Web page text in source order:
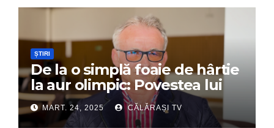
ȘTIRI
De la o simplă foaie de hârtie
la aur olimpic: Povestea lui
Dumitru Chirilă
MART. 24, 2025 CĂLĂRAȘI TV